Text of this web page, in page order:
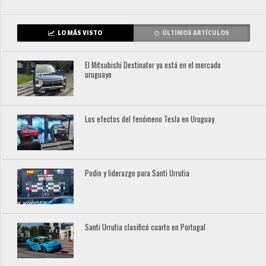
LO MÁS VISTO ÚLTIMOS ARTÍCULOS
El Mitsubishi Destinator ya está en el mercado
uruguayo
Los efectos del fenómeno Tesla en Uruguay
Podio y liderazgo para Santi Urrutia
Santi Urrutia clasificó cuarto en Portugal